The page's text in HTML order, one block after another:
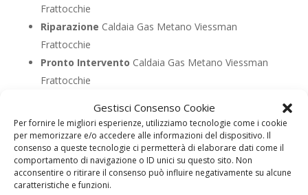
Gestisci Consenso Cookie
Per fornire le migliori esperienze, utilizziamo tecnologie come i cookie
per memorizzare e/o accedere alle informazioni del dispositivo. Il
consenso a queste tecnologie ci permetterà di elaborare dati come il
comportamento di navigazione o ID unici su questo sito. Non
acconsentire o ritirare il consenso può influire negativamente su alcune
caratteristiche e funzioni.
Frattocchie
Riparazione Caldaia Gas Metano Viessman
Frattocchie
Pronto Intervento Caldaia Gas Metano Viessman
Frattocchie
Frattocchie
PuliziaCaldaia Gas Metano Viessman Frattocchie
Controllo FumiCaldaia Gas Metano Viessman
Frattocchie
Bollino BluCaldaia Gas Metano Viessman